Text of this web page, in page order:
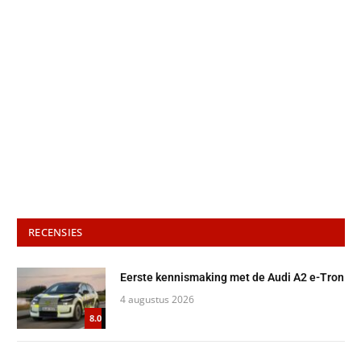
RECENSIES
8.0
Eerste kennismaking met de Audi A2 e-Tron
4 augustus 2026